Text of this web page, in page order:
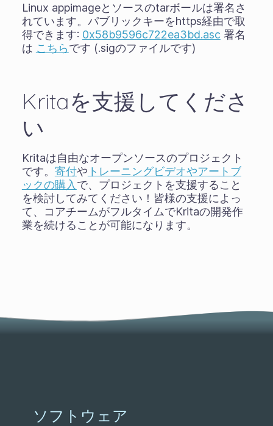
Linux appimageとソースのtarボールは署名さ
れています。パブリックキーをhttps経由で取
得できます: 0x58b9596c722ea3bd.asc署名
は こちらです (.sigのファイルです)
Kritaを支援してくださ
い
Kritaは自由なオープンソースのプロジェクト
です。 寄付や トレーニングビデオやアートブ
ックの購入 で、プロジェクトを支援すること
を検討してみてください！皆様の支援によっ
て、コアチームがフルタイムでKritaの開発作
業を続けることが可能になります。
ソフトウェア